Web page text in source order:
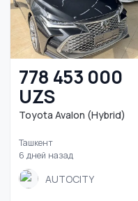
778 453 000
UZS
Toyota Avalon (Hybrid)
Ташкент
6 дней назад
AUTOCITY